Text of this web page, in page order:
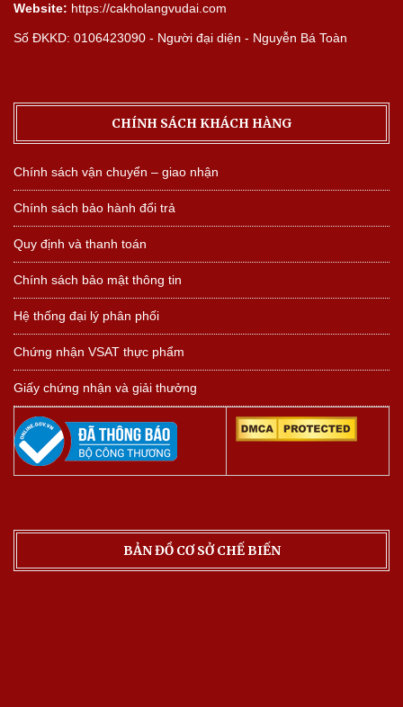
Website: https://cakholangvudai.com
Số ĐKKD: 0106423090 - Người đại diện - Nguyễn Bá Toàn
CHÍNH SÁCH KHÁCH HÀNG
Chính sách vận chuyển – giao nhận
Chính sách bảo hành đổi trả
Quy định và thanh toán
Chính sách bảo mật thông tin
Hệ thống đại lý phân phối
Chứng nhận VSAT thực phẩm
Giấy chứng nhận và giải thưởng
BẢN ĐỒ CƠ SỞ CHẾ BIẾN